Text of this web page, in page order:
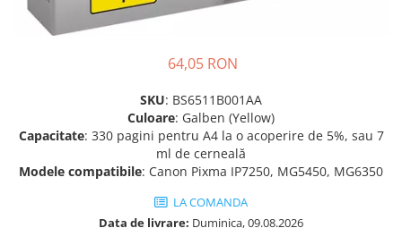
Tonere compatibile
Cartuse compatibile
Accesorii imprimante 3D
Filament imprimanta 3D
Laptopuri / notebookuri
64,05 RON
SKU: BS6511B001AA
Culoare: Galben (Yellow)
Capacitate: 330 pagini pentru A4 la o acoperire de 5%, sau 7
ml de cerneală
Modele compatibile: Canon Pixma IP7250, MG5450, MG6350
LA COMANDA
Data de livrare: Duminica, 09.08.2026